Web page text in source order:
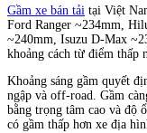
Gầm xe bán tải tại Việt
Ford Ranger ~234mm,
~240mm, Isuzu D-Max
khoảng cách từ điểm thấp
Khoảng sáng gầm quyết
ngập và off-road. Gầm
bằng trọng tâm cao và độ
có gầm thấp hơn xe địa